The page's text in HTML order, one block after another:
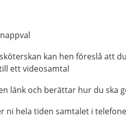
kan hen föreslå att
ett videosamtal
länk och berättar hur du ska
ni hela tiden samtalet i